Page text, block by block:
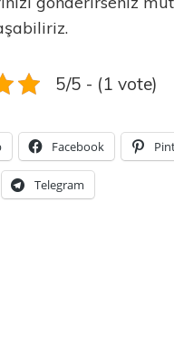
5/5 - (1 vote)
Facebook
Telegram